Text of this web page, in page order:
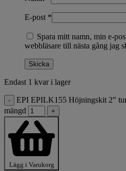
E-post *
Spara mitt namn, min e-
webbläsare till nästa gång jag
Endast 1 kvar i lager
-
EPI EPILK155 Höjningskit 2"
mängd
+
Lägg i Varukorg